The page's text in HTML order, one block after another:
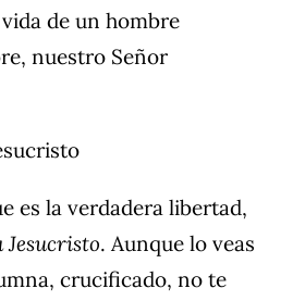
de un hombre
nuestro Señor
es la verdadera libertad,
. Aunque lo veas
crucificado, no te